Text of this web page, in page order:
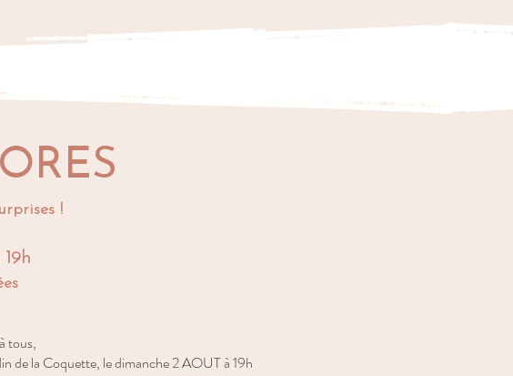
!
tous,
de la Coquette, le dimanche 2 AOUT à 19h